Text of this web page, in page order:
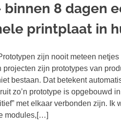
binnen 8 dagen
printplaat in
zijn nooit meteen netjes
projecten zijn prototypes van
bestaan. Dat betekent
zo’n prototype is opgebouwd
met elkaar verbonden zijn. Ik
modules,[…]